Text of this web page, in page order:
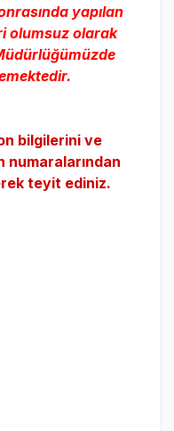
yapılan
olumsuz olarak
bilgilerini ve
teyit ediniz.